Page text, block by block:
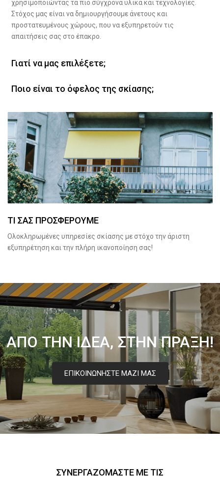
χρησιμοποιώντας τα πιο σύγχρονα υλικά και τεχνολογίες.
Στόχος μας είναι να δημιουργήσουμε άνετους και
προστατευμένους χώρους, που να εξυπηρετούν τις
απαιτήσεις σας στο έπακρο.
Γιατί να μας επιλέξετε;
Ποιο είναι το όφελος της σκίασης;
ΤΙ ΣΑΣ ΠΡΟΣΦΕΡΟΥΜΕ
Ολοκληρωμένες υπηρεσίες σκίασης με στόχο την άριστη
εξυπηρέτηση και την πλήρη ικανοποίηση σας!
ΑΠΟ ΤΗΝ ΙΔΕΑ, ΣΤΗΝ ΠΡΑΞΗ!
ΕΠΙΚΟΙΝΩΝΗΣΤΕ ΜΑΖΙ ΜΑΣ
ΣΥΝΕΡΓΑΖΟΜΑΣΤΕ ΜΕ ΤΙΣ